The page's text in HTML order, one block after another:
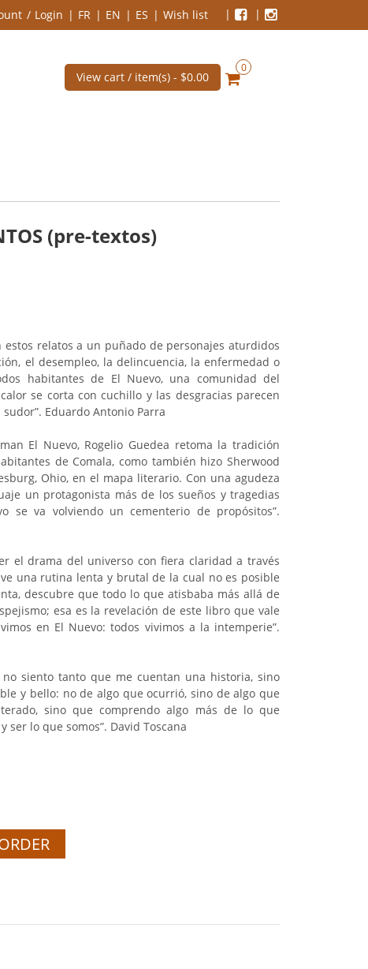
Login FR EN ES Wish list
View cart / item(s) - $0.00
0
(pre-textos)
estos relatos a un puñado de personajes aturdidos
el desempleo, la delincuencia, la enfermedad o
habitantes de El Nuevo, una comunidad del
se corta con cuchillo y las desgracias parecen
Eduardo Antonio Parra
El Nuevo, Rogelio Guedea retoma la tradición
de Comala, como también hizo Sherwood
Ohio, en el mapa literario. Con una agudeza
un protagonista más de los sueños y tragedias
se va volviendo un cementerio de propósitos”.
el drama del universo con fiera claridad a través
una rutina lenta y brutal de la cual no es posible
descubre que todo lo que atisbaba más allá de
esa es la revelación de este libro que vale
en El Nuevo: todos vivimos a la intemperie”.
no siento tanto que me cuentan una historia, sino
y bello: no de algo que ocurrió, sino de algo que
sino que comprendo algo más de lo que
ser lo que somos”. David Toscana